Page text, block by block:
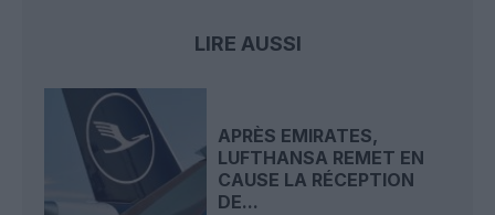
LIRE AUSSI
APRÈS EMIRATES,
LUFTHANSA REMET EN
CAUSE LA RÉCEPTION
DE...